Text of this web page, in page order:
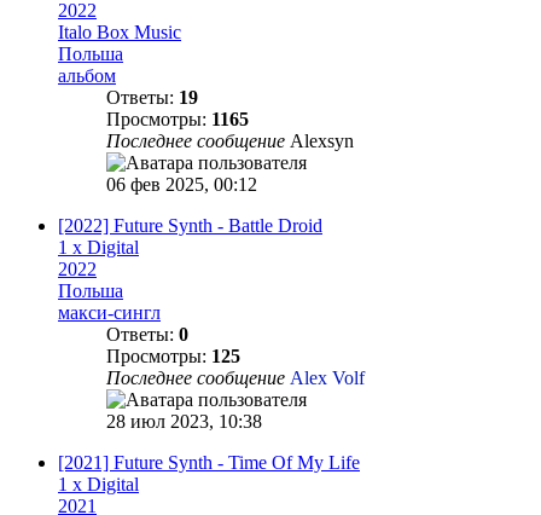
2022
Italo Box Music
Польша
альбом
Ответы: 19
Просмотры: 1165
Последнее сообщение Alexsyn
06 фев 2025, 00:12
[2022] Future Synth - Battle Droid
1 x Digital
2022
Польша
макси-сингл
Ответы: 0
Просмотры: 125
Последнее сообщение Alex Volf
28 июл 2023, 10:38
[2021] Future Synth - Time Of My Life
1 x Digital
2021